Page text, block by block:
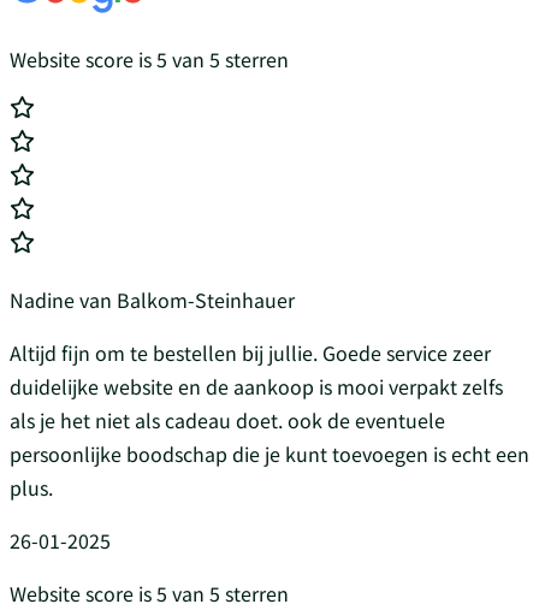
Website score is 5 van 5 sterren
Nadine van Balkom-Steinhauer
Altijd fijn om te bestellen bij jullie. Goede service zeer
duidelijke website en de aankoop is mooi verpakt zelfs
als je het niet als cadeau doet. ook de eventuele
persoonlijke boodschap die je kunt toevoegen is echt een
plus.
26-01-2025
Website score is 5 van 5 sterren